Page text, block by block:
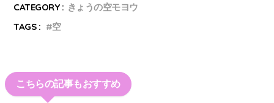
CATEGORY : きょうの空モヨウ
TAGS :
空
こちらの記事もおすすめ